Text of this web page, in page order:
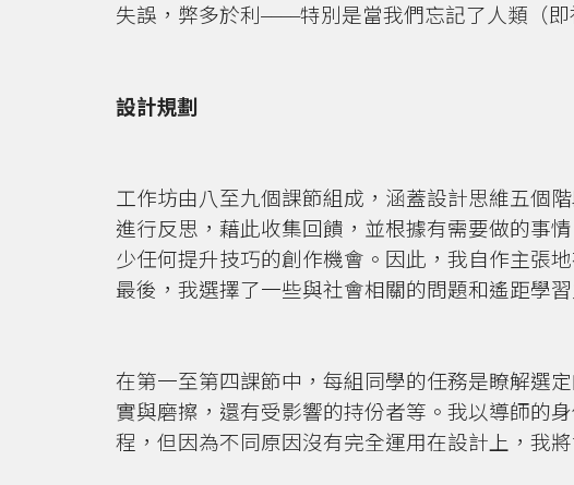
失誤，弊多於利––––特別是當我們忘記了人類（
設計規劃
工作坊由八至九個課節組成，涵蓋設計思維五個
進行反思，藉此收集回饋，並根據有需要做的事
少任何提升技巧的創作機會。因此，我自作主張
最後，我選擇了一些與社會相關的問題和遙距學
在第一至第四課節中，每組同學的任務是瞭解選
實與磨擦，還有受影響的持份者等。我以導師的
程，但因為不同原因沒有完全運用在設計上，我